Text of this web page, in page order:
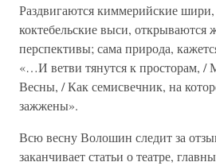
Раздвигаются киммерийские
коктебельские выси, открываются
перспективы; сама природа,
«…И ветви тянутся к просторам, /
Весны, / Как семисвечник, на
зажжены».
Всю весну Волошин следит за
заканчивает статьи о театре,